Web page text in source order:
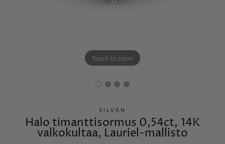
Touch to zoom
SILVÁN
Halo timanttisormus 0,54ct, 14K
valkokultaa, Lauriel-mallisto